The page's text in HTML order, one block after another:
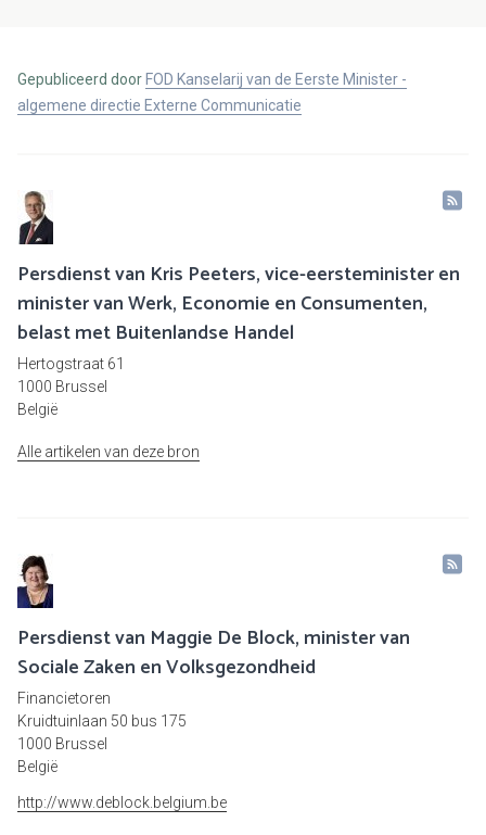
Gepubliceerd door FOD Kanselarij van de Eerste Minister -
algemene directie Externe Communicatie
Persdienst van Kris Peeters, vice-eersteminister en
minister van Werk, Economie en Consumenten,
belast met Buitenlandse Handel
Hertogstraat 61
1000 Brussel
België
Alle artikelen van deze bron
Persdienst van Maggie De Block, minister van
Sociale Zaken en Volksgezondheid
Financietoren
Kruidtuinlaan 50 bus 175
1000 Brussel
België
http://www.deblock.belgium.be